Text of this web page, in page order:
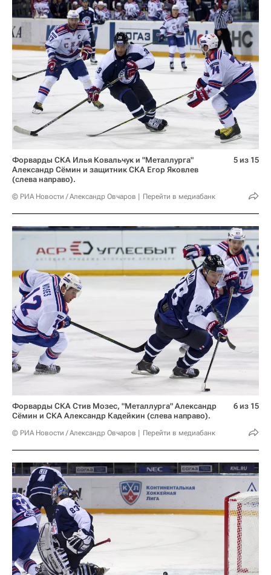
Форварды СКА Илья Ковальчук и "Металлурга"
Александр Сёмин и защитник СКА Егор Яковлев
(слева направо).
© РИА Новости / Александр Овчаров Перейти в медиабанк
5 из 15
Форварды СКА Стив Мозес, "Металлурга" Александр
Сёмин и СКА Александр Кадейкин (слева направо).
© РИА Новости / Александр Овчаров Перейти в медиабанк
6 из 15